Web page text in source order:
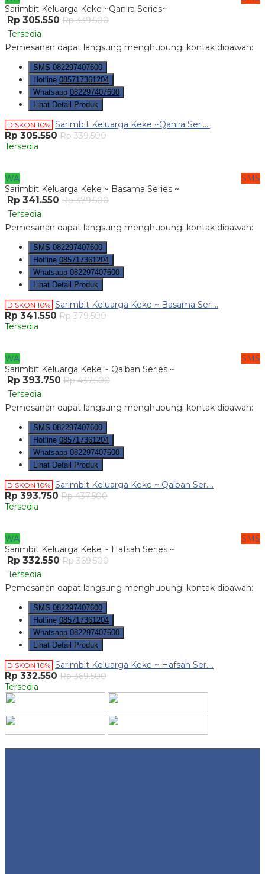
Sarimbit Keluarga Keke ~Qanira Series~
Rp 305.550 Rp 339.500
Tersedia
Pemesanan dapat langsung menghubungi kontak dibawah:
SMS 082297407600
Hotline 085717361204
Whatsapp 082297407600
Lihat Detail Produk
DISKON 10% Sarimbit Keluarga Keke ~Qanira Seri....
Rp 305.550 Rp 339.500
Tersedia
WA
SMS
Sarimbit Keluarga Keke ~ Basama Series ~
Rp 341.550 Rp 379.500
Tersedia
Pemesanan dapat langsung menghubungi kontak dibawah:
SMS 082297407600
Hotline 085717361204
Whatsapp 082297407600
Lihat Detail Produk
DISKON 10% Sarimbit Keluarga Keke ~ Basama Ser....
Rp 341.550 Rp 379.500
Tersedia
WA
SMS
Sarimbit Keluarga Keke ~ Qalban Series ~
Rp 393.750 Rp 437.500
Tersedia
Pemesanan dapat langsung menghubungi kontak dibawah:
SMS 082297407600
Hotline 085717361204
Whatsapp 082297407600
Lihat Detail Produk
DISKON 10% Sarimbit Keluarga Keke ~ Qalban Ser....
Rp 393.750 Rp 437.500
Tersedia
WA
SMS
Sarimbit Keluarga Keke ~ Hafsah Series ~
Rp 332.550 Rp 369.500
Tersedia
Pemesanan dapat langsung menghubungi kontak dibawah:
SMS 082297407600
Hotline 085717361204
Whatsapp 082297407600
Lihat Detail Produk
DISKON 10% Sarimbit Keluarga Keke ~ Hafsah Ser....
Rp 332.550 Rp 369.500
Tersedia